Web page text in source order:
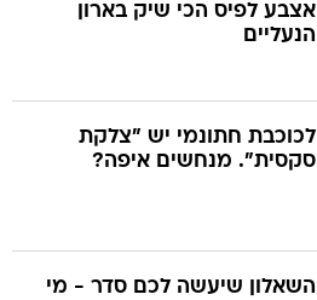
אצבע לפיס הכי שיק בארון
הנעליים
לכוכבת חתונמי יש "צלקת
סקסית". מנחשים איפה?
השאלון שיעשה לכם סדר - מי